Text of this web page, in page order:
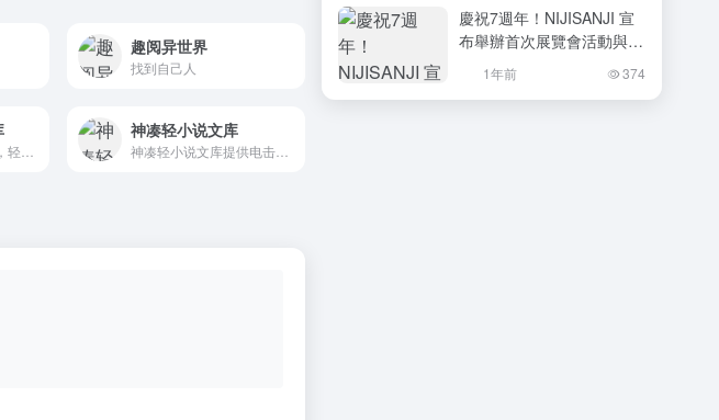
趣阅异世界
找到自己人
神凑轻小说文库
慶祝7週年！NIJISANJI 宣
布舉辦首次展覽會活動與日
本海內外LIVE TOUR！
1年前 374